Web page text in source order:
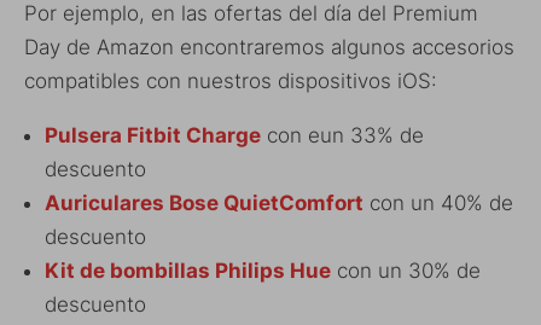
Por ejemplo, en las ofertas del día del Premium
Day de Amazon encontraremos algunos accesorios
compatibles con nuestros dispositivos iOS:
Pulsera Fitbit Charge con eun 33% de
descuento
Auriculares Bose QuietComfort con un 40% de
descuento
Kit de bombillas Philips Hue con un 30% de
descuento